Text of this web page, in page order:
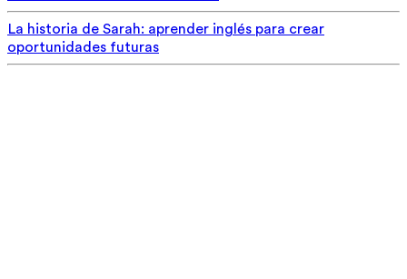
La historia de Sarah: aprender inglés para crear
oportunidades futuras